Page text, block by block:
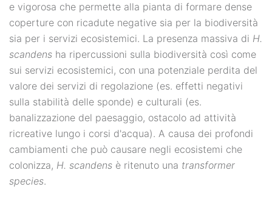
e vigorosa che permette alla pianta di formare dense
coperture con ricadute negative sia per la biodiversità
sia per i servizi ecosistemici. La presenza massiva di H.
scandens ha ripercussioni sulla biodiversità così come
sui servizi ecosistemici, con una potenziale perdita del
valore dei servizi di regolazione (es. effetti negativi
sulla stabilità delle sponde) e culturali (es.
banalizzazione del paesaggio, ostacolo ad attività
ricreative lungo i corsi d'acqua). A causa dei profondi
cambiamenti che può causare negli ecosistemi che
colonizza, H. scandens è ritenuto una transformer
species.